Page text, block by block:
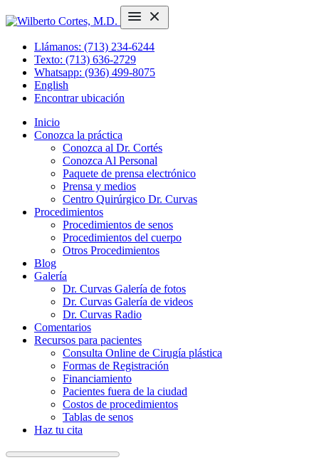
Llámanos: (713) 234-6244
Texto: (713) 636-2729
Whatsapp: (936) 499-8075
English
Encontrar ubicación
Inicio
Conozca la práctica
Conozca al Dr. Cortés
Conozca Al Personal
Paquete de prensa electrónico
Prensa y medios
Centro Quirúrgico Dr. Curvas
Procedimientos
Procedimientos de senos
Procedimientos del cuerpo
Otros Procedimientos
Blog
Galería
Dr. Curvas Galería de fotos
Dr. Curvas Galería de videos
Dr. Curvas Radio
Comentarios
Recursos para pacientes
Consulta Online de Cirugía plástica
Formas de Registración
Financiamiento
Pacientes fuera de la ciudad
Costos de procedimientos
Tablas de senos
Haz tu cita